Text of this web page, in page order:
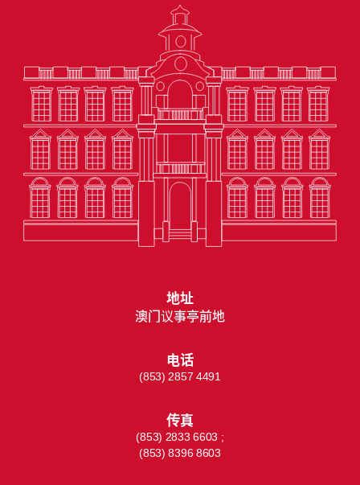
地址
澳门议事亭前地
电话
(853) 2857 4491
传真
(853) 2833 6603 ;
(853) 8396 8603